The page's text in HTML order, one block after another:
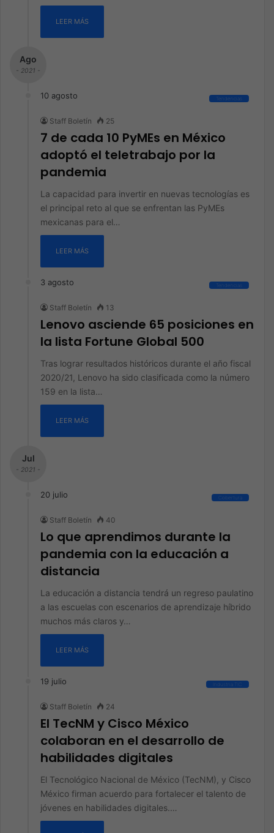
LEER MÁS
Ago
- 2021 -
10 agosto Tendencias
Staff Boletín 25
7 de cada 10 PyMEs en México
adoptó el teletrabajo por la
pandemia
La capacidad para invertir en nuevas tecnologías es
el principal reto al que se enfrentan las PyMEs
mexicanas para el…
LEER MÁS
3 agosto Tendencias
Staff Boletín 13
Lenovo asciende 65 posiciones en
la lista Fortune Global 500
Tras lograr resultados históricos durante el año fiscal
2020/21, Lenovo ha sido clasificada como la número
159 en la lista…
LEER MÁS
Jul
- 2021 -
20 julio Cobertura
Staff Boletín 40
Lo que aprendimos durante la
pandemia con la educación a
distancia
La educación a distancia tendrá un regreso paulatino
a las escuelas con escenarios de aprendizaje híbrido
muchos más claros y…
LEER MÁS
19 julio Industria TIC
Staff Boletín 24
El TecNM y Cisco México
colaboran en el desarrollo de
habilidades digitales
El Tecnológico Nacional de México (TecNM), y Cisco
México firman acuerdo para fortalecer el talento de
jóvenes en habilidades digitales.…